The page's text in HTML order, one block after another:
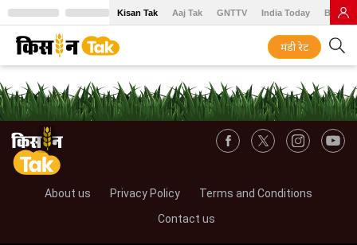
Kisan Tak Aaj Tak GNTTV India Today BT
मंडी रेट
About us Privacy Policy
Terms and Conditions
Contact us